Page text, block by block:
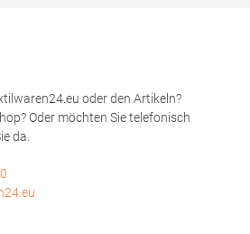
oder den Artikeln?
Oder möchten Sie telefonisch
da.